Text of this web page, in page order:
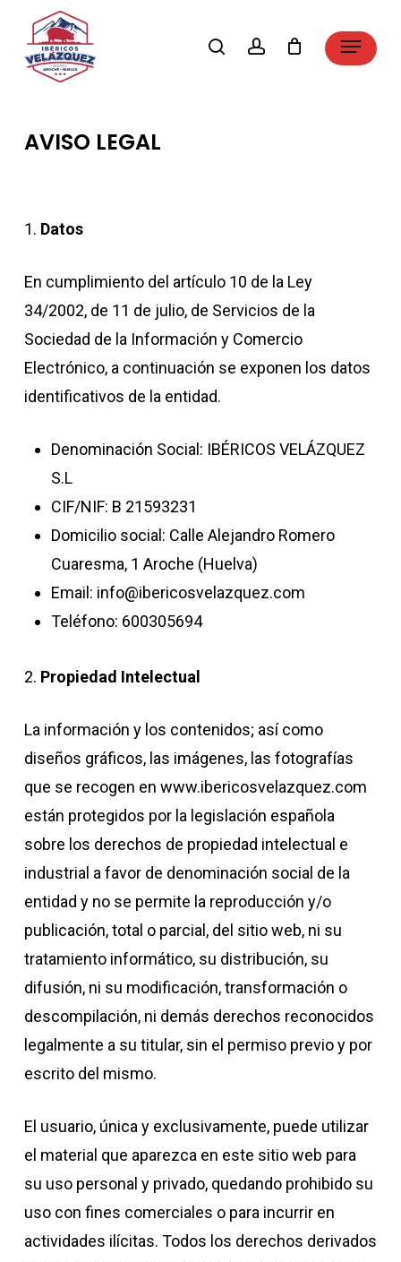
main
search account Menu
AVISO LEGAL
1. Datos
En cumplimiento del artículo 10 de la Ley
34/2002, de 11 de julio, de Servicios de la
Sociedad de la Información y Comercio
Electrónico, a continuación se exponen los datos
identificativos de la entidad.
Denominación Social: IBÉRICOS VELÁZQUEZ
S.L
CIF/NIF: B 21593231
Domicilio social: Calle Alejandro Romero
Cuaresma, 1 Aroche (Huelva)
Email: info@ibericosvelazquez.com
Teléfono: 600305694
2. Propiedad Intelectual
La información y los contenidos; así como
diseños gráficos, las imágenes, las fotografías
que se recogen en www.ibericosvelazquez.com
están protegidos por la legislación española
sobre los derechos de propiedad intelectual e
industrial a favor de denominación social de la
entidad y no se permite la reproducción y/o
publicación, total o parcial, del sitio web, ni su
tratamiento informático, su distribución, su
difusión, ni su modificación, transformación o
descompilación, ni demás derechos reconocidos
legalmente a su titular, sin el permiso previo y por
escrito del mismo.
El usuario, única y exclusivamente, puede utilizar
el material que aparezca en este sitio web para
su uso personal y privado, quedando prohibido su
uso con fines comerciales o para incurrir en
actividades ilícitas. Todos los derechos derivados
Close